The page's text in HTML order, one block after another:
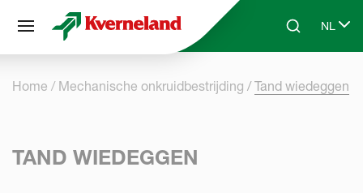
Skip to main contentSearchNL
Select
Home Mechanische onkruidbestrijding Tand wiedeggen
TAND WIEDEGGEN
Cookies beheer paneel